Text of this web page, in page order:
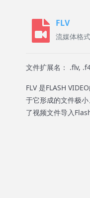
FLV
流媒体格式
文件扩展名： .flv,
FLV 是FLASH
于它形成的文件极
了视频文件导入